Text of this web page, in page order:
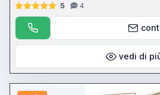
5
4
vedi di